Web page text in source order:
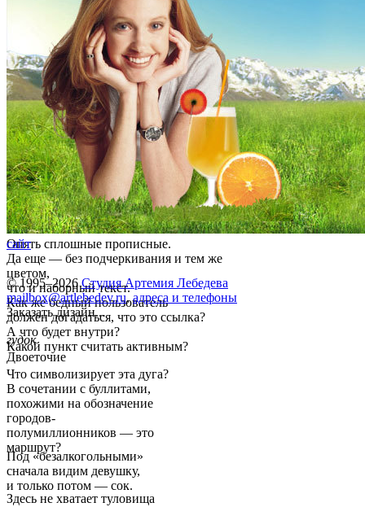
Опять сплошные прописные.
Да еще — без подчеркивания и тем же
цветом,
что и наборный текст.
Как же бедный пользователь
должен догадаться, что это ссылка?
А что будет внутри?
Какой пункт считать активным?
гудок
Двоеточие
Что символизирует эта дуга?
В сочетании с буллитами,
похожими на обозначение
городов-
полумиллионников — это
маршрут?
Под «безалкогольными»
сначала видим девушку,
и только потом — сок.
Здесь не хватает туловища
сайт
© 1995–2026 Студия Артемия Лебедева
mailbox@artlebedev.ru, адреса и телефоны
Заказать дизайн...